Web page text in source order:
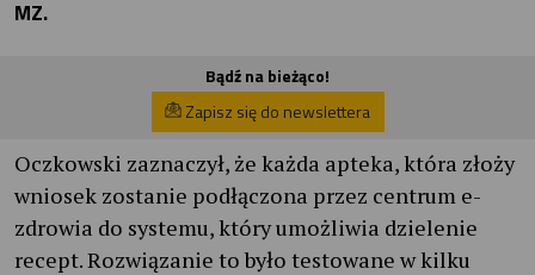
MZ.
Bądź na bieżąco!
Zapisz się do newslettera
Oczkowski zaznaczył, że każda apteka, która złoży
wniosek zostanie podłączona przez centrum e-
zdrowia do systemu, który umożliwia dzielenie
recept. Rozwiązanie to było testowane w kilku